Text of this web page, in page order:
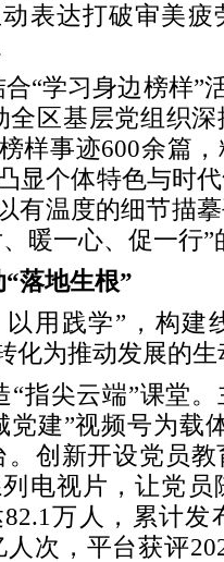
表达打破审美疲
“学习身边榜样”
全区基层党组织
样事迹600余篇
显个体特色与时
有温度的细节描
暖一心、促一行
落地生根”
用践学”，构建
化为推动发展的
“指尖云端”课堂
党建”视频号为载
。创新开设党员
电视片，让党员
万人，累计发
人次，平台获评